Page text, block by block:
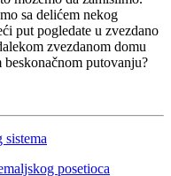
sa delićem nekog
put pogledate u zvezdano
zvezdanom domu
putovanju?
posetioca